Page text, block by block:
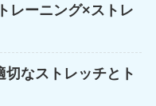
レーニング×ストレ
なストレッチとト